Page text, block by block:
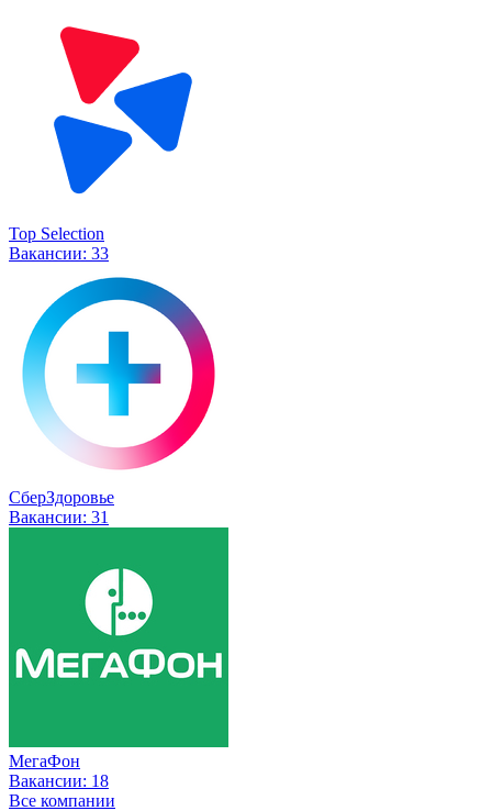
Top Selection
Вакансии: 33
СберЗдоровье
Вакансии: 31
МегаФон
Вакансии: 18
Все компании